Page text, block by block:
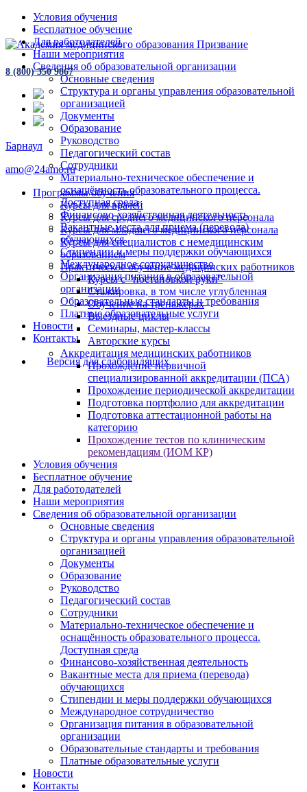
Условия обучения
Бесплатное обучение
Для работодателей
Наши мероприятия
Сведения об образовательной организации
Основные сведения
Структура и органы управления образовательной
организацией
Документы
Образование
Руководство
Педагогический состав
Сотрудники
Материально-техническое обеспечение и
оснащённость образовательного процесса.
Доступная среда
Финансово-хозяйственная деятельность
Вакантные места для приема (перевода)
обучающихся
Стипендии и меры поддержки обучающихся
Международное сотрудничество
Организация питания в образовательной
организации
Образовательные стандарты и требования
Платные образовательные услуги
Новости
Контакты
Версия для слабовидящих
8 (800) 350 9867
Барнаул
amo@24amo.ru
Программы обучения
Курсы для врачей
Курсы для среднего медицинского персонала
Курсы для младшего медицинского персонала
Курсы для специалистов с немедицинским
образованием
Практическое обучение медицинских работников
Курсы с "постановкой руки"
Стажировка, в том числе углубленная
Обучение на тренажёрах
Выездные циклы
Семинары, мастер-классы
Авторские курсы
Аккредитация медицинских работников
Прохождение первичной
специализированной аккредитации (ПСА)
Прохождение периодической аккредитации
Подготовка портфолио для аккредитации
Подготовка аттестационной работы на
категорию
Прохождение тестов по клиническим
рекомендациям (ИОМ КР)
Условия обучения
Бесплатное обучение
Для работодателей
Наши мероприятия
Сведения об образовательной организации
Основные сведения
Структура и органы управления образовательной
организацией
Документы
Образование
Руководство
Педагогический состав
Сотрудники
Материально-техническое обеспечение и
оснащённость образовательного процесса.
Доступная среда
Финансово-хозяйственная деятельность
Вакантные места для приема (перевода)
обучающихся
Стипендии и меры поддержки обучающихся
Международное сотрудничество
Организация питания в образовательной
организации
Образовательные стандарты и требования
Платные образовательные услуги
Новости
Контакты